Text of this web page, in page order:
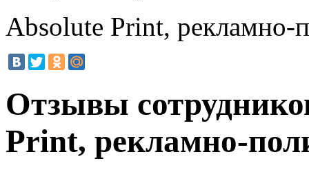
Absolute Print, рекламно-
Отзывы
Print, рекламно-